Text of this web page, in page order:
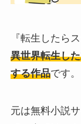
『転生したら
異世界転生し
する作品です。
元は無料小説